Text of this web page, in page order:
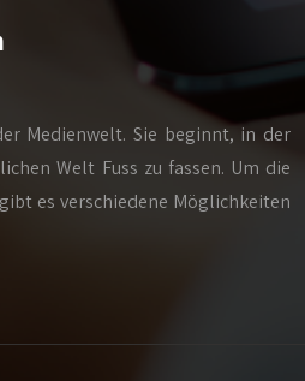
Medienwelt. Sie beginnt, in der
Welt Fuss zu fassen. Um die
es verschiedene Möglichkeiten